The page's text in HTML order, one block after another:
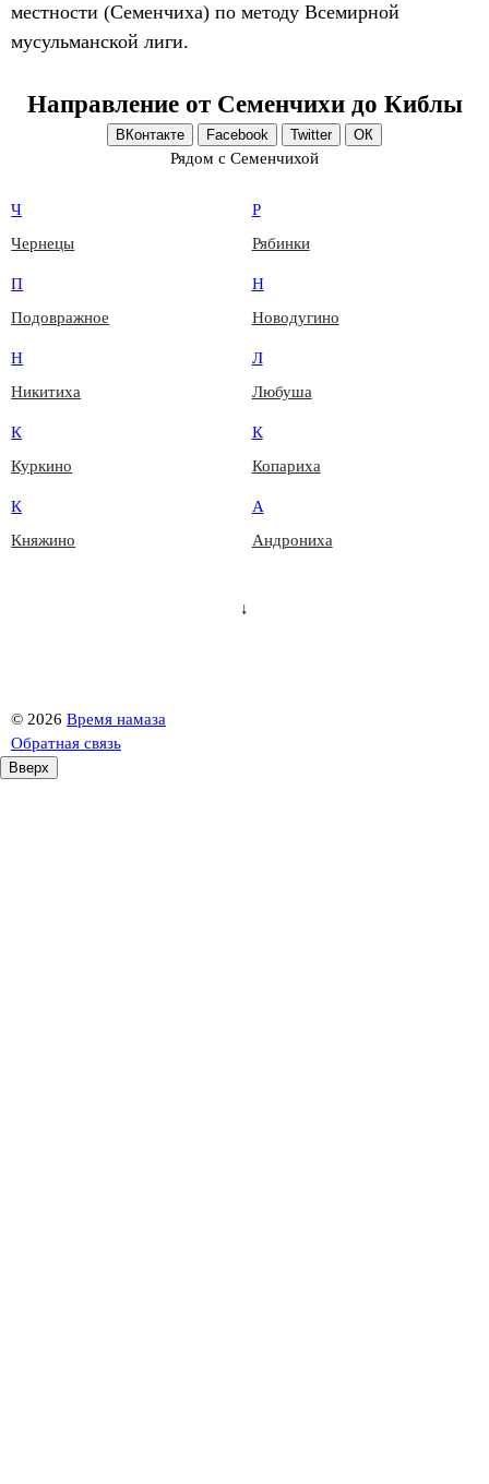
местности (Семенчиха) по методу Всемирной
мусульманской лиги.
Направление от Семенчихи до Киблы
ВКонтакте Facebook Twitter ОК
Рядом с Семенчихой
Ч
Чернецы
Р
Рябинки
П
Подовражное
Н
Новодугино
Н
Никитиха
Л
Любуша
К
Куркино
К
Копариха
К
Княжино
А
Андрониха
↓
© 2026 Время намаза
Обратная связь
Вверх